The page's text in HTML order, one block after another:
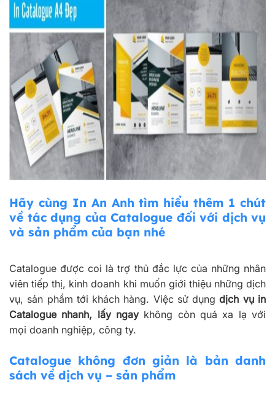
Hãy cùng In An Anh tìm hiểu thêm 1 chút
về tác dụng của Catalogue đối với dịch vụ
và sản phẩm của bạn nhé
Catalogue được coi là trợ thủ đắc lực của những nhân
viên tiếp thị, kinh doanh khi muốn giới thiệu những dịch
vụ, sản phẩm tới khách hàng. Việc sử dụngdịch vụ in
Catalogue nhanh, lấy ngaykhông còn quá xa lạ với
mọi doanh nghiệp, công ty.
Catalogue không đơn giản là bản danh
sách về dịch vụ – sản phẩm